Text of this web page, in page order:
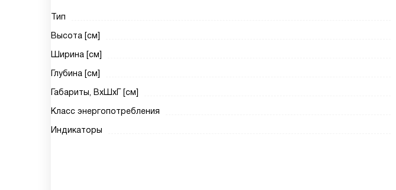
Тип
Высота [см]
Ширина [см]
Глубина [см]
Габариты, ВxШxГ [см]
Класс энергопотребления
Индикаторы